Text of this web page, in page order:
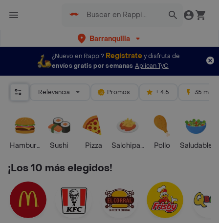
Barranquilla
¿Nuevo en Rappi? Regístratey disfruta de
envíos gratis por semanas Aplican TyC
Relevancia Promos + 4.5 35 mins
HamburguesaSushi Pizza Salchipapas Pollo Saludable
¡Los 10 más elegidos!